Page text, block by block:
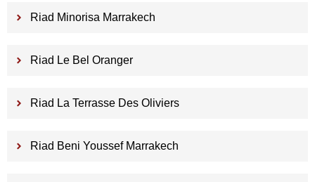
Riad Minorisa Marrakech
Riad Le Bel Oranger
Riad La Terrasse Des Oliviers
Riad Beni Youssef Marrakech